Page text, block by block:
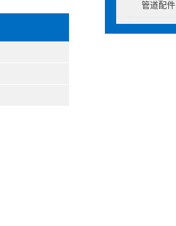
管道配件